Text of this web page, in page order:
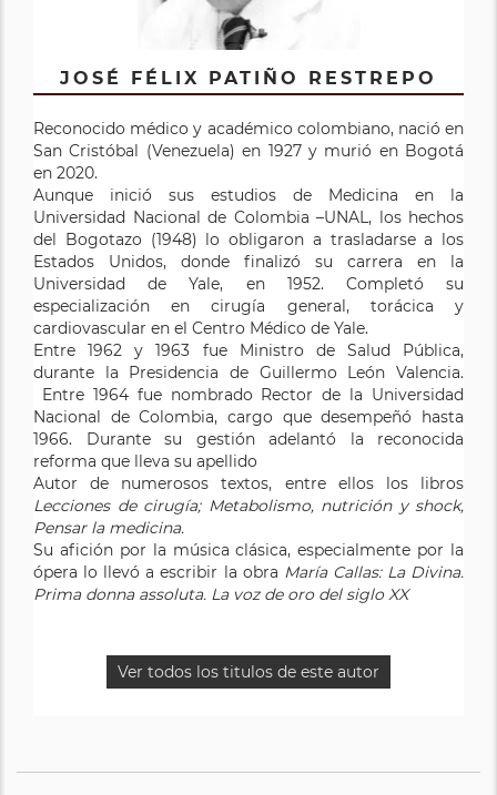
JOSÉ FÉLIX PATIÑO RESTREPO
Reconocido médico y académico colombiano, nació en
San Cristóbal (Venezuela) en 1927 y murió en Bogotá
en 2020.
Aunque inició sus estudios de Medicina en la
Universidad Nacional de Colombia –UNAL, los hechos
del Bogotazo (1948) lo obligaron a trasladarse a los
Estados Unidos, donde finalizó su carrera en la
Universidad de Yale, en 1952. Completó su
especialización en cirugía general, torácica y
cardiovascular en el Centro Médico de Yale.
Entre 1962 y 1963 fue Ministro de Salud Pública,
durante la Presidencia de Guillermo León Valencia.
Entre 1964 fue nombrado Rector de la Universidad
Nacional de Colombia, cargo que desempeñó hasta
1966. Durante su gestión adelantó la reconocida
reforma que lleva su apellido
Autor de numerosos textos, entre ellos los libros
Lecciones de cirugía; Metabolismo, nutrición y shock,
Pensar la medicina.
Su afición por la música clásica, especialmente por la
ópera lo llevó a escribir la obra María Callas: La Divina.
Prima donna assoluta. La voz de oro del siglo XX
Ver todos los titulos de este autor